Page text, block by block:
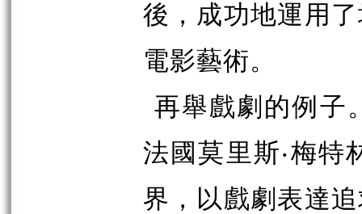
後，成功地運用
電影藝術。
再舉戲劇的例子
法國莫里斯‧梅特
界，以戲劇表達